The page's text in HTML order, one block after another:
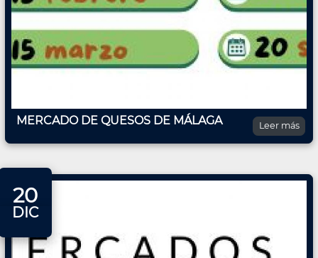
MERCADO DE QUESOS DE MÁLAGA Leer más
20
DIC